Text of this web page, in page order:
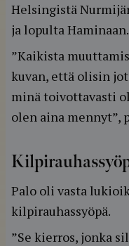
Helsingistä
ja lopulta Haminaan.
”Kaikista
kuvan, että olisin
minä toivottavasti
olen aina mennyt”,
Palo oli vasta
kilpirauhassyöpä.
”Se kierros, jonka